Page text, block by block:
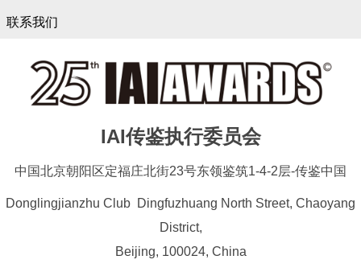
联系我们
IAI传鉴执行委员会
中国北京朝阳区定福庄北街23号东领鉴筑1-4-2层-传鉴中国
Donglingjianzhu Club Dingfuzhuang North Street, Chaoyang
District,
Beijing, 100024, China